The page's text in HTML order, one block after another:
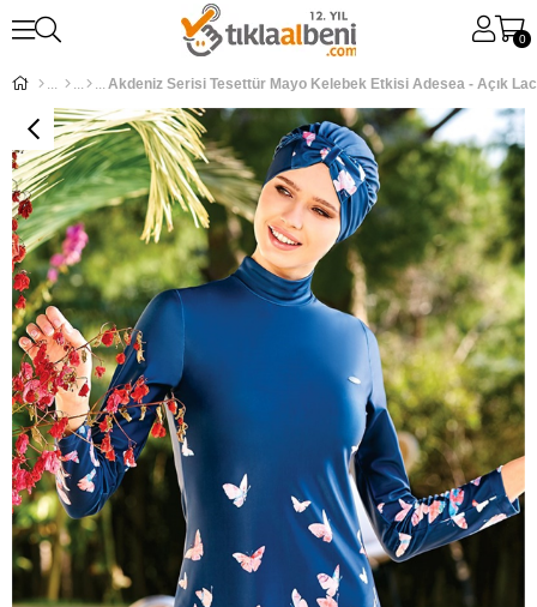
0
Akdeniz Serisi Tesettür Mayo Kelebek Etkisi Adesea - Açık